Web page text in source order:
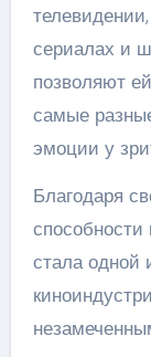
сериалах и
позволяют
самые
эмоции у
Благодаря
стала одной